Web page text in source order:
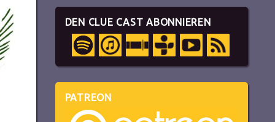
DEN CLUE CAST ABONNIEREN
PATREON